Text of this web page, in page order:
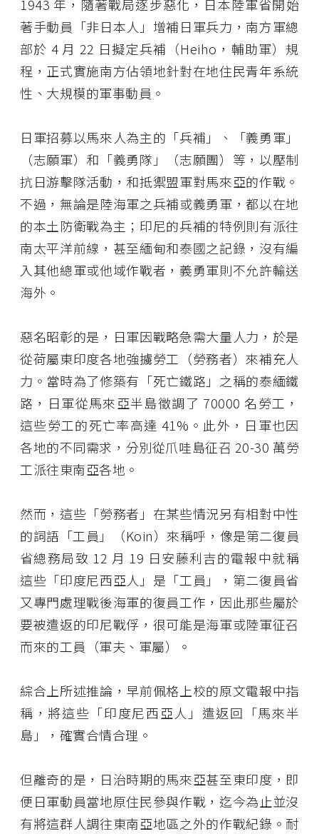
1943 年，隨著戰局逐步惡化，日本陸軍省開始
著手動員「非日本人」增補日軍兵力，南方軍總
部於 4 月 22 日擬定兵補（Heiho，輔助軍）規
程，正式實施南方佔領地針對在地住民青年系統
性、大規模的軍事動員。
日軍招募以馬來人為主的「兵補」、「義勇軍」
（志願軍）和「義勇隊」（志願團）等，以壓制
抗日游擊隊活動，和抵禦盟軍對馬來亞的作戰。
不過，無論是陸海軍之兵補或義勇軍，都以在地
的本土防衛戰為主；印尼的兵補的特例則有派往
南太平洋前線，甚至緬甸和泰國之記錄，沒有編
入其他總軍或他域作戰者，義勇軍則不允許輸送
海外。
惡名昭彰的是，日軍因戰略急需大量人力，於是
從荷屬東印度各地強擄勞工（勞務者）來補充人
力。當時為了修築有「死亡鐵路」之稱的泰緬鐵
路，日軍從馬來亞半島徵調了 70000 名勞工，
這些勞工的死亡率高達 41%。此外，日軍也因
各地的不同需求，分別從爪哇島征召 20-30 萬勞
工派往東南亞各地。
然而，這些「勞務者」在某些情況另有相對中性
的詞語「工員」（Koin）來稱呼，像是第二復員
省總務局致 12 月 19 日安藤利吉的電報中就稱
這些「印度尼西亞人」是「工員」，第二復員省
又專門處理戰後海軍的復員工作，因此那些屬於
要被遣返的印尼戰俘，很可能是海軍或陸軍征召
而來的工員（軍夫、軍屬）。
綜合上所述推論，早前佩格上校的原文電報中指
稱，將這些「印度尼西亞人」遣返回「馬來半
島」，確實合情合理。
但離奇的是，日治時期的馬來亞甚至東印度，即
便日軍動員當地原住民參與作戰，迄今為止並沒
有將這群人調往東南亞地區之外的作戰紀錄。耐